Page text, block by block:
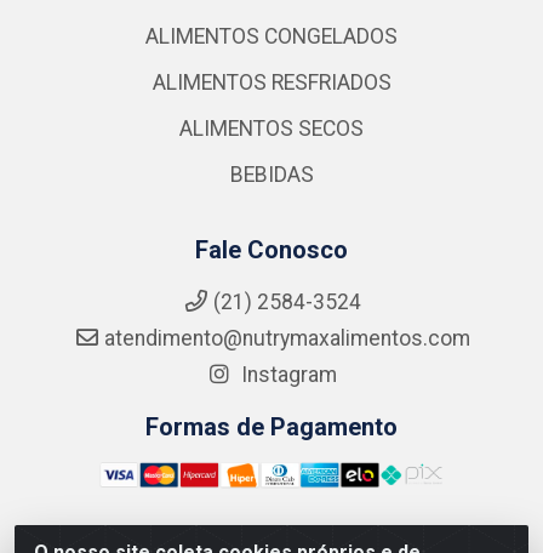
ALIMENTOS CONGELADOS
ALIMENTOS RESFRIADOS
ALIMENTOS SECOS
BEBIDAS
Fale Conosco
(21) 2584-3524
atendimento@nutrymaxalimentos.com
Instagram
Formas de Pagamento